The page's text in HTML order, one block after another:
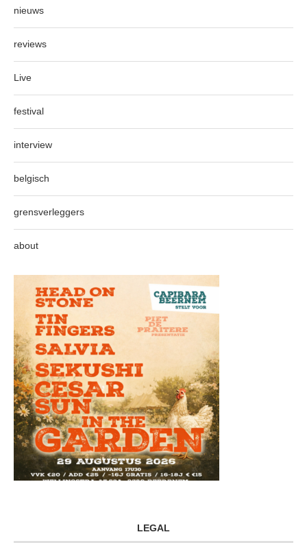
nieuws
reviews
Live
festival
interview
belgisch
grensverleggers
about
LEGAL